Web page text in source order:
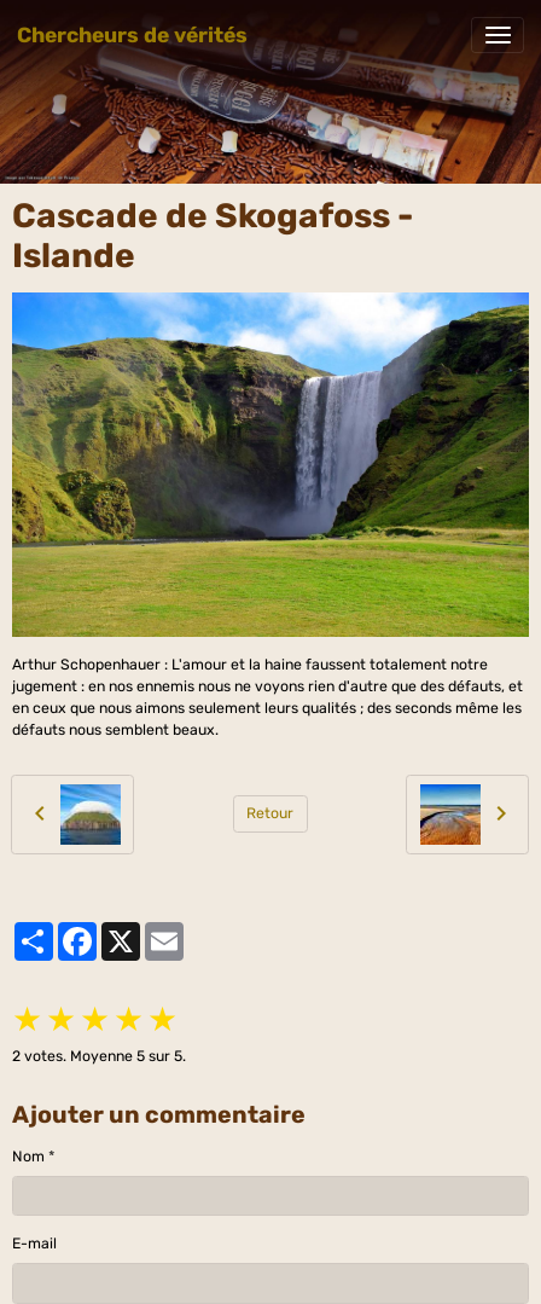
Chercheurs de vérités
Cascade de Skogafoss -
Islande
Arthur Schopenhauer : L'amour et la haine faussent totalement notre
jugement : en nos ennemis nous ne voyons rien d'autre que des défauts, et
en ceux que nous aimons seulement leurs qualités ; des seconds même les
défauts nous semblent beaux.
Retour
PartagerFacebook
X
★ ★ ★ ★ ★
2 votes. Moyenne 5 sur 5.
Ajouter un commentaire
Nom
E-mail